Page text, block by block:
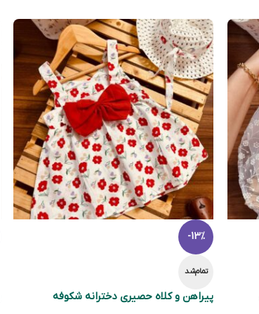
-13%
تمام‌شد
پیراهن و کلاه حصیری دخترانه شکوفه